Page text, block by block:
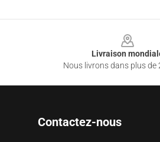
Livraison
Nous livrons dans plus de
Contactez-nous